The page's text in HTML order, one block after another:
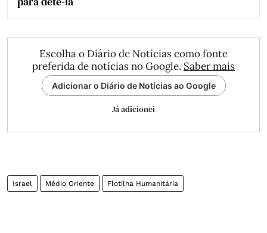
Escolha o Diário de Notícias como fonte
preferida de notícias no Google. Saber mais
Adicionar o Diário de Notícias ao Google
Já adicionei
Israel Médio Oriente Flotilha Humanitária